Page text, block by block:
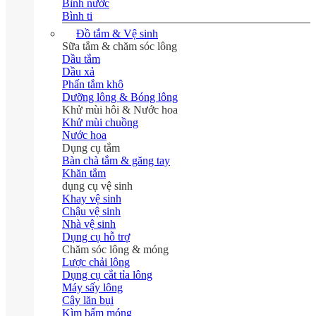
Bình nước
Bình ti
Đồ tắm & Vệ sinh
Sữa tắm & chăm sóc lông
Dầu tắm
Dầu xả
Phấn tắm khô
Dưỡng lông & Bóng lông
Khử mùi hôi & Nước hoa
Khử mùi chuồng
Nước hoa
Dụng cụ tắm
Bàn chà tắm & găng tay
Khăn tắm
dụng cụ vệ sinh
Khay vệ sinh
Chậu vệ sinh
Nhà vệ sinh
Dụng cụ hỗ trợ
Chăm sóc lông & móng
Lược chải lông
Dụng cụ cắt tỉa lông
Máy sấy lông
Cây lăn bụi
Kìm bấm móng